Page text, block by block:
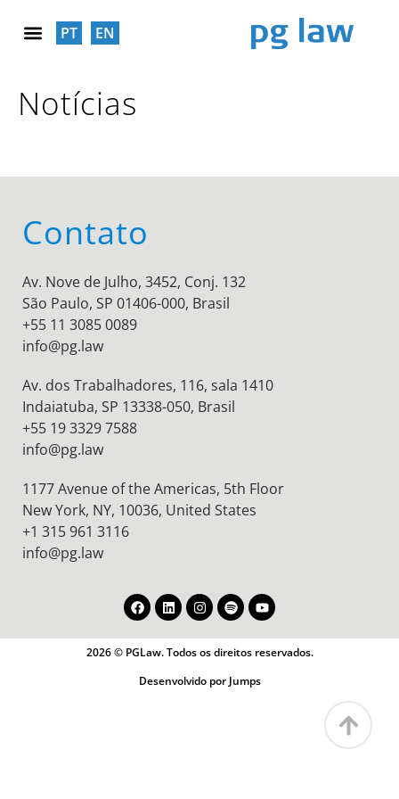
PT EN
Notícias
Contato
Av. Nove de Julho, 3452, Conj. 132
São Paulo, SP 01406-000, Brasil
+55 11 3085 0089
info@pg.law
Av. dos Trabalhadores, 116, sala 1410
Indaiatuba, SP 13338-050, Brasil
+55 19 3329 7588
info@pg.law
1177 Avenue of the Americas, 5th Floor
New York, NY, 10036, United States
+1 315 961 3116
info@pg.law
2026 © PGLaw. Todos os direitos reservados.
Desenvolvido por Jumps